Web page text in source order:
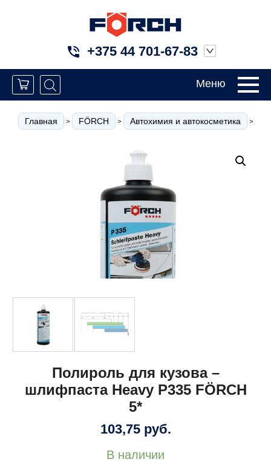
+375 44 701-67-83
Меню
Главная > FÖRCH > Автохимия и автокосметика >
Полироль для кузова –
шлифпаста Heavy P335 FÖRCH
5*
103,75 руб.
В наличии